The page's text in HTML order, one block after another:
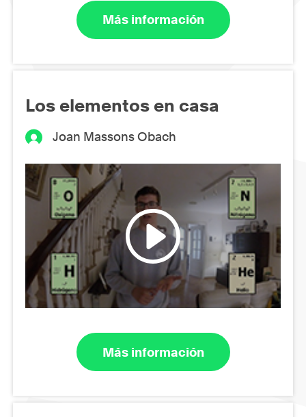
Más información
Los elementos en casa
Joan Massons Obach
Más información